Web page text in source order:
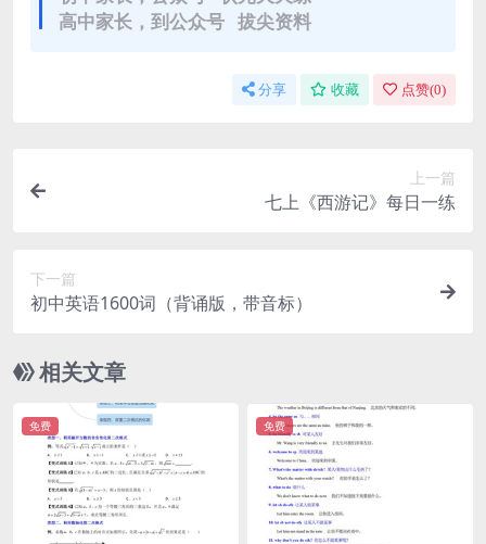
高中家长，到公众号 拔尖资料
分享 收藏 点赞(0)
上一篇
七上《西游记》每日一练
下一篇
初中英语1600词（背诵版，带音标）
相关文章
免费 免费